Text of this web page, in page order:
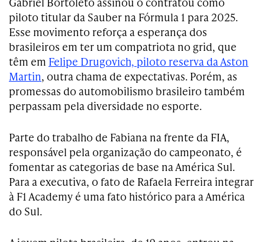
piloto titular da Sauber na Fórmula 1 para 2025.
Esse movimento reforça a esperança dos
brasileiros em ter um compatriota no grid, que
têm em Felipe Drugovich, piloto reserva da Aston
Martin, outra chama de expectativas. Porém, as
promessas do automobilismo brasileiro também
perpassam pela diversidade no esporte.
Parte do trabalho de Fabiana na frente da FIA,
responsável pela organização do campeonato, é
fomentar as categorias de base na América Sul.
Para a executiva, o fato de Rafaela Ferreira integrar
à F1 Academy é uma fato histórico para a América
do Sul.